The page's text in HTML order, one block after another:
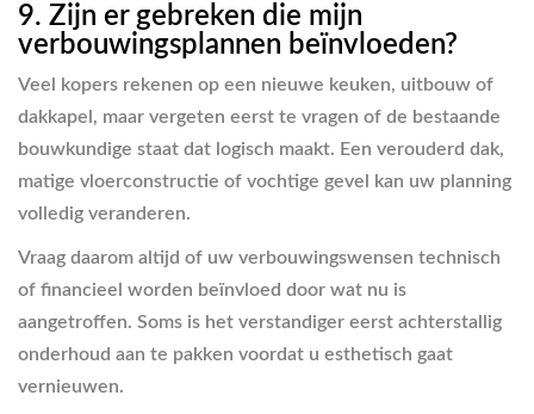
9. Zijn er gebreken die mijn
verbouwingsplannen beïnvloeden?
Veel kopers rekenen op een nieuwe keuken, uitbouw of
dakkapel, maar vergeten eerst te vragen of de bestaande
bouwkundige staat dat logisch maakt. Een verouderd dak,
matige vloerconstructie of vochtige gevel kan uw planning
volledig veranderen.
Vraag daarom altijd of uw verbouwingswensen technisch
of financieel worden beïnvloed door wat nu is
aangetroffen. Soms is het verstandiger eerst achterstallig
onderhoud aan te pakken voordat u esthetisch gaat
vernieuwen.